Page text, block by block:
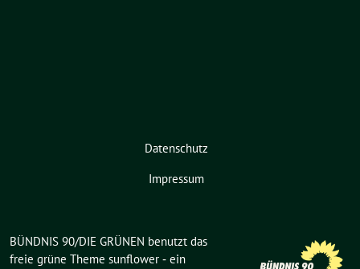
Datenschutz
Impressum
BÜNDNIS 90/DIE GRÜNEN benutzt das
freie grüne Theme sunflower ‐ ein